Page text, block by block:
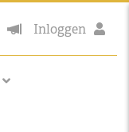
Inloggen